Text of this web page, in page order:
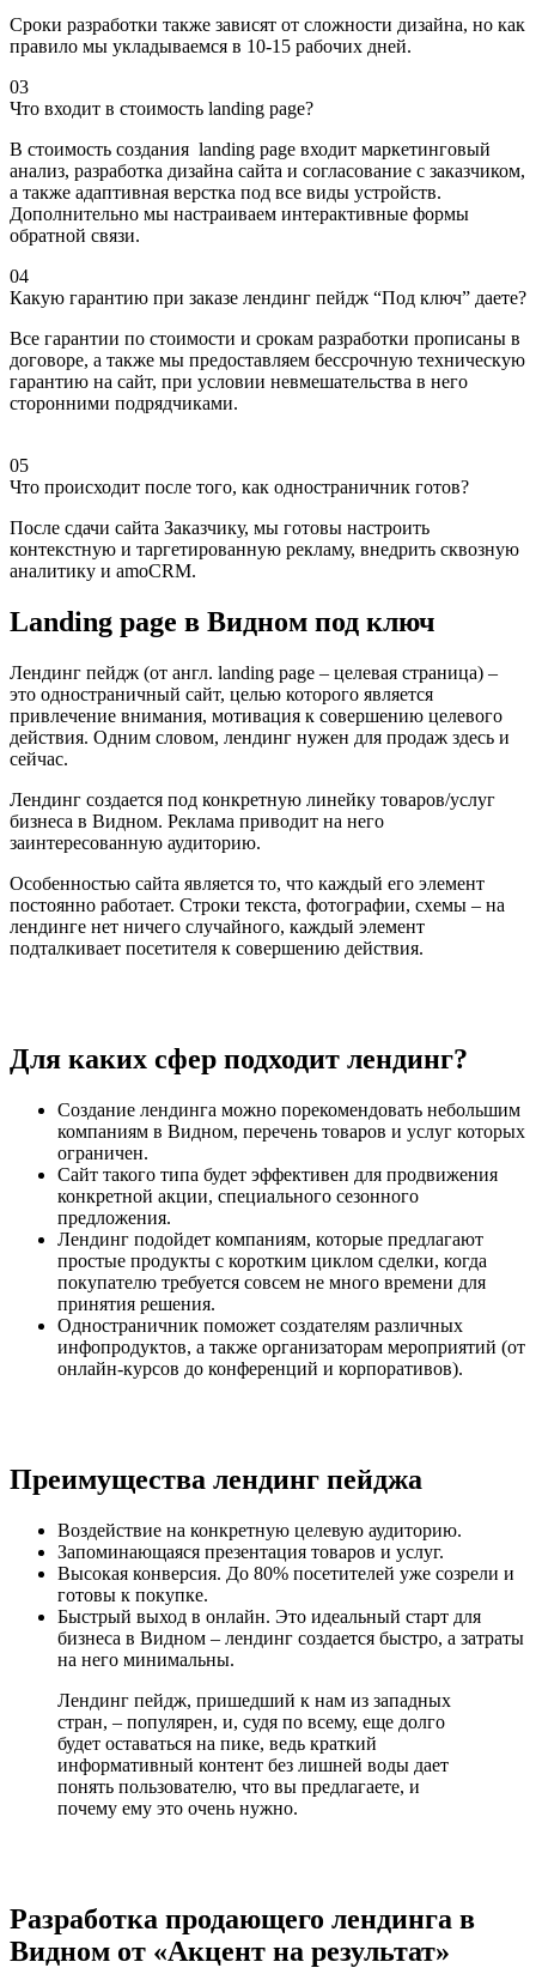
Сроки разработки также зависят от сложности дизайна, но как
правило мы укладываемся в 10-15 рабочих дней.
03
Что входит в стоимость landing page?
В стоимость создания landing page входит маркетинговый
анализ, разработка дизайна сайта и согласование с заказчиком,
а также адаптивная верстка под все виды устройств.
Дополнительно мы настраиваем интерактивные формы
обратной связи.
04
Какую гарантию при заказе лендинг пейдж “Под ключ” даете?
Все гарантии по стоимости и срокам разработки прописаны в
договоре, а также мы предоставляем бессрочную техническую
гарантию на сайт, при условии невмешательства в него
сторонними подрядчиками.
05
Что происходит после того, как одностраничник готов?
После сдачи сайта Заказчику, мы готовы настроить
контекстную и таргетированную рекламу, внедрить сквозную
аналитику и amoCRM.
Landing page в Видном под ключ
Лендинг пейдж (от англ. landing page – целевая страница) –
это одностраничный сайт, целью которого является
привлечение внимания, мотивация к совершению целевого
действия. Одним словом, лендинг нужен для продаж здесь и
сейчас.
Лендинг создается под конкретную линейку товаров/услуг
бизнеса в Видном. Реклама приводит на него
заинтересованную аудиторию.
Особенностью сайта является то, что каждый его элемент
постоянно работает. Строки текста, фотографии, схемы – на
лендинге нет ничего случайного, каждый элемент
подталкивает посетителя к совершению действия.
Для каких сфер подходит лендинг?
Создание лендинга можно порекомендовать небольшим
компаниям в Видном, перечень товаров и услуг которых
ограничен.
Сайт такого типа будет эффективен для продвижения
конкретной акции, специального сезонного
предложения.
Лендинг подойдет компаниям, которые предлагают
простые продукты с коротким циклом сделки, когда
покупателю требуется совсем не много времени для
принятия решения.
Одностраничник поможет создателям различных
инфопродуктов, а также организаторам мероприятий (от
онлайн-курсов до конференций и корпоративов).
Преимущества лендинг пейджа
Воздействие на конкретную целевую аудиторию.
Запоминающаяся презентация товаров и услуг.
Высокая конверсия. До 80% посетителей уже созрели и
готовы к покупке.
Быстрый выход в онлайн. Это идеальный старт для
бизнеса в Видном – лендинг создается быстро, а затраты
на него минимальны.
Лендинг пейдж, пришедший к нам из западных
стран, – популярен, и, судя по всему, еще долго
будет оставаться на пике, ведь краткий
информативный контент без лишней воды дает
понять пользователю, что вы предлагаете, и
почему ему это очень нужно.
Разработка продающего лендинга в
Видном от «Акцент на результат»